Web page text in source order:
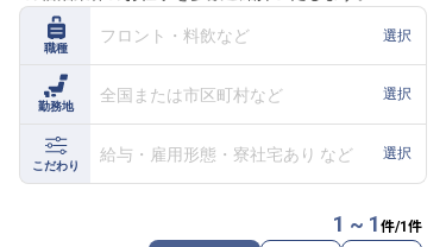
ご利用の流れ
よくある質問
ホテル・宿泊業界情報コラム
職種
フロント・料飲など 選択
勤務地
全国または市区町村など 選択
こだわり
給与・雇用形態・寮社宅あり など 選択
1 ~ 1 件/1 件